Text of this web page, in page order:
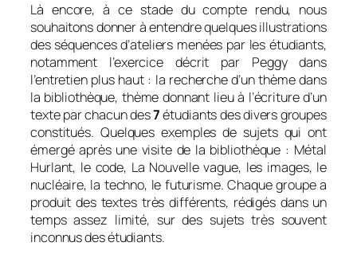
Là encore, à ce stade du compte rendu, nous
souhaitons donner à entendre quelques illustrations
des séquences d’ateliers menées par les étudiants,
notamment l’exercice décrit par Peggy dans
l’entretien plus haut : la recherche d’un thème dans
la bibliothèque, thème donnant lieu à l’écriture d’un
texte par chacun des7étudiants des divers groupes
constitués. Quelques exemples de sujets qui ont
émergé après une visite de la bibliothèque : Métal
Hurlant, le code, La Nouvelle vague, les images, le
nucléaire, la techno, le futurisme. Chaque groupe a
produit des textes très différents, rédigés dans un
temps assez limité, sur des sujets très souvent
inconnus des étudiants.